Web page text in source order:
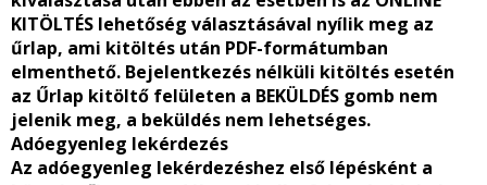
KITÖLTÉS lehetőség választásával nyílik meg az
űrlap, ami kitöltés után PDF-formátumban
elmenthető. Bejelentkezés nélküli kitöltés esetén
az Űrlap kitöltő felületen a BEKÜLDÉS gomb nem
jelenik meg, a beküldés nem lehetséges.
Adóegyenleg lekérdezés
Az adóegyenleg lekérdezéshez első lépésként a